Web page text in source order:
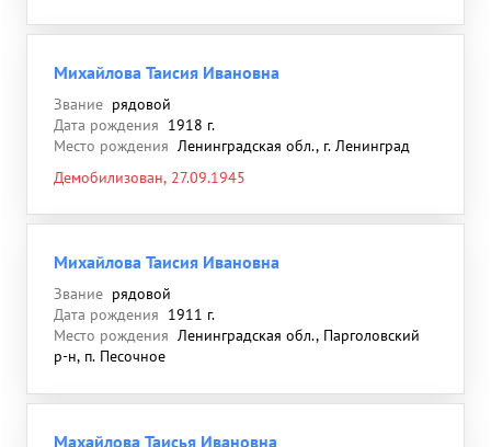
Михайлова Таисия Ивановна
Звание рядовой
Дата рождения 1918 г.
Место рождения Ленинградская обл., г. Ленинград
Демобилизован, 27.09.1945
Михайлова Таисия Ивановна
Звание рядовой
Дата рождения 1911 г.
Место рождения Ленинградская обл., Парголовский
р-н, п. Песочное
Махайлова Таисья Ивановна